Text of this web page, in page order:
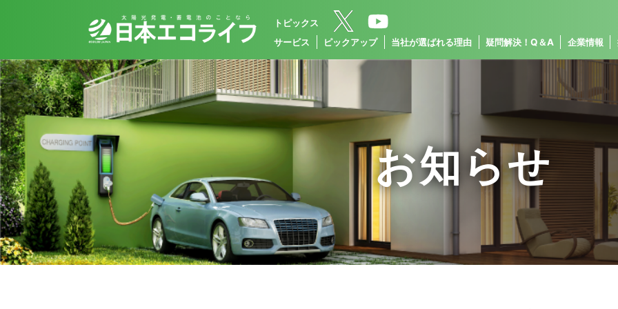
トピックス
サービス
ピックアップ 当社が選ばれる理由 疑問解決！Q＆A 企業情報
お知らせ